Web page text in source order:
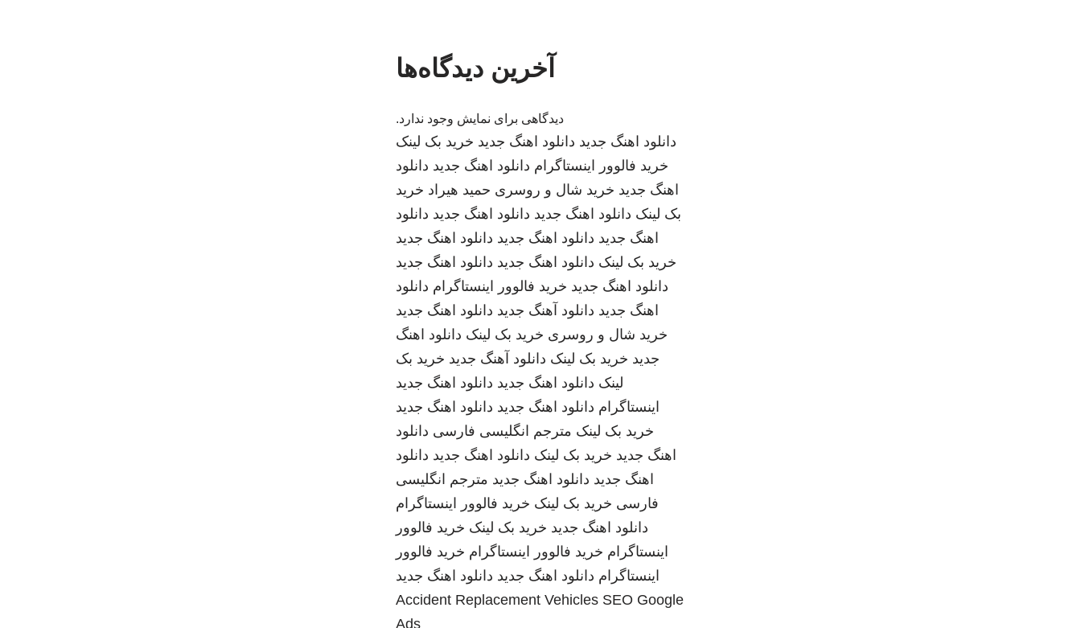
آخرین دیدگاه‌ها
دیدگاهی برای نمایش وجود ندارد.
دانلود اهنگ جدید دانلود اهنگ جدید خرید بک لینک
خرید فالوور اینستاگرام دانلود اهنگ جدید دانلود
اهنگ جدید خرید شال و روسری حمید هیراد خرید
بک لینک دانلود اهنگ جدید دانلود اهنگ جدید دانلود
اهنگ جدید دانلود اهنگ جدید دانلود اهنگ جدید
خرید بک لینک دانلود اهنگ جدید دانلود اهنگ جدید
دانلود اهنگ جدید خرید فالوور اینستاگرام دانلود
اهنگ جدید دانلود آهنگ جدید دانلود اهنگ جدید
خرید شال و روسری خرید بک لینک دانلود اهنگ
جدید خرید بک لینک دانلود آهنگ جدید خرید بک
لینک دانلود اهنگ جدید دانلود اهنگ جدید
اینستاگرام دانلود اهنگ جدید دانلود اهنگ جدید
خرید بک لینک مترجم انگلیسی فارسی دانلود
اهنگ جدید خرید بک لینک دانلود اهنگ جدید دانلود
اهنگ جدید دانلود اهنگ جدید مترجم انگلیسی
فارسی خرید بک لینک خرید فالوور اینستاگرام
دانلود اهنگ جدید خرید بک لینک خرید فالوور
اینستاگرام خرید فالوور اینستاگرام خرید فالوور
اینستاگرام دانلود اهنگ جدید دانلود اهنگ جدید
Accident Replacement Vehicles SEO Google
Ads